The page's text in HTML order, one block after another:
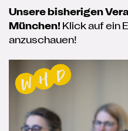
Unsere bisherigen
München! Klick auf ein
anzuschauen!